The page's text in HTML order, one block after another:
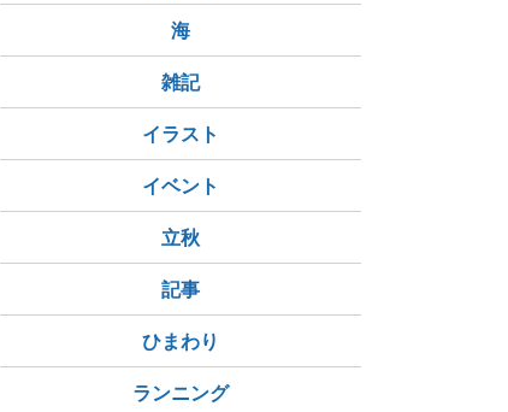
海
雑記
イラスト
イベント
立秋
記事
ひまわり
ランニング